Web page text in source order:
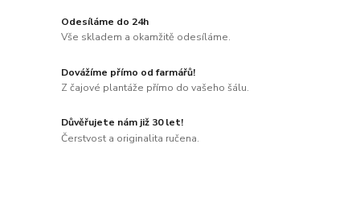
Odesíláme do 24h
Vše skladem a okamžitě odesíláme.
Dovážíme přímo od farmářů!
Z čajové plantáže přímo do vašeho šálu.
Důvěřujete nám již 30 let!
Čerstvost a originalita ručena.